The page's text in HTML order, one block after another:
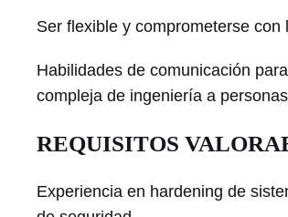
Ser flexible y comprometerse
Habilidades de comunicación
compleja de ingeniería a
REQUISITOS
Experiencia en hardening de